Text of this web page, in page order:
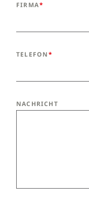
FIRMA
TELEFON
NACHRICHT